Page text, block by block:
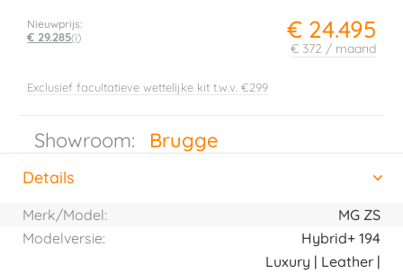
€ 24.495
€ 372 / maand
Nieuwprijs:
€ 29.285(i)
Exclusief facultatieve wettelijke kit t.w.v. €299
Showroom: Brugge
Horizontal tab group
Details
Merk/Model:
MG ZS
Modelversie:
Hybrid+ 194
Luxury | Leather |